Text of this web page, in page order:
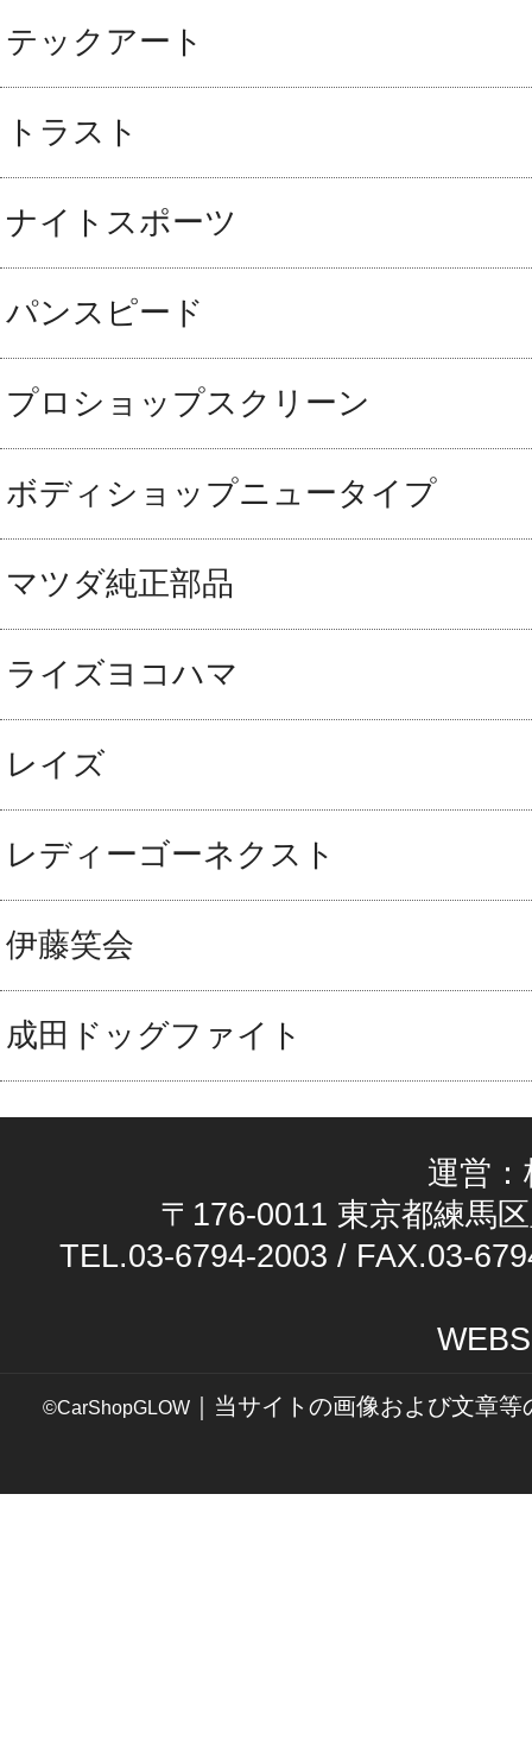
テックアート
トラスト
ナイトスポーツ
パンスピード
プロショップスクリーン
ボディショップニュータイプ
マツダ純正部品
ライズヨコハマ
レイズ
レディーゴーネクスト
伊藤笑会
成田ドッグファイト
運営
〒176-0011 東京都練馬
TEL.03-6794-2003 / FAX.03-
©CarShopGLOW ｜当サイトの画像および文章